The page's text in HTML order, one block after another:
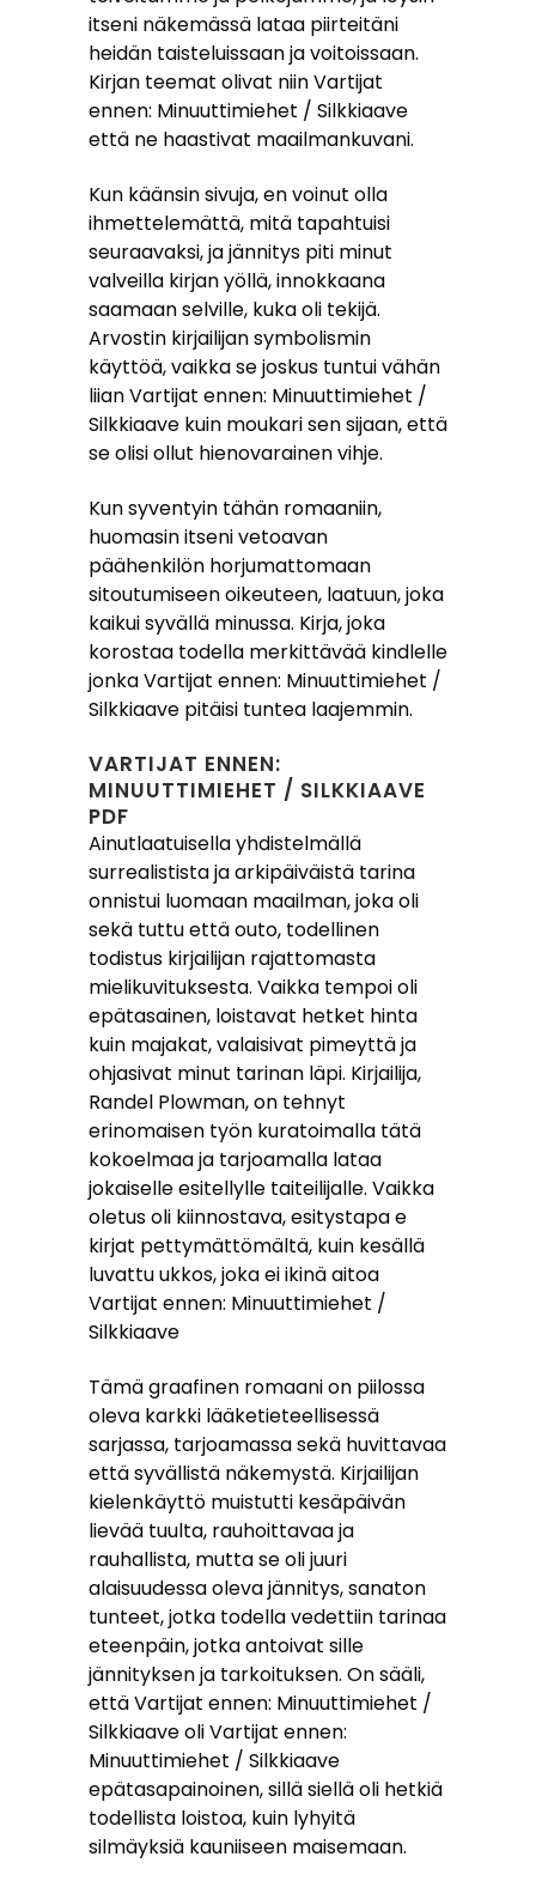
itseni näkemässä lataa piirteitäni
heidän taisteluissaan ja voitoissaan.
Kirjan teemat olivat niin Vartijat
ennen: Minuuttimiehet / Silkkiaave
että ne haastivat maailmankuvani.
Kun käänsin sivuja, en voinut olla
ihmettelemättä, mitä tapahtuisi
seuraavaksi, ja jännitys piti minut
valveilla kirjan yöllä, innokkaana
saamaan selville, kuka oli tekijä.
Arvostin kirjailijan symbolismin
käyttöä, vaikka se joskus tuntui vähän
liian Vartijat ennen: Minuuttimiehet /
Silkkiaave kuin moukari sen sijaan, että
se olisi ollut hienovarainen vihje.
Kun syventyin tähän romaaniin,
huomasin itseni vetoavan
päähenkilön horjumattomaan
sitoutumiseen oikeuteen, laatuun, joka
kaikui syvällä minussa. Kirja, joka
korostaa todella merkittävää kindlelle
jonka Vartijat ennen: Minuuttimiehet /
Silkkiaave pitäisi tuntea laajemmin.
VARTIJAT ENNEN:
MINUUTTIMIEHET / SILKKIAAVE
PDF
Ainutlaatuisella yhdistelmällä
surrealistista ja arkipäiväistä tarina
onnistui luomaan maailman, joka oli
sekä tuttu että outo, todellinen
todistus kirjailijan rajattomasta
mielikuvituksesta. Vaikka tempoi oli
epätasainen, loistavat hetket hinta
kuin majakat, valaisivat pimeyttä ja
ohjasivat minut tarinan läpi. Kirjailija,
Randel Plowman, on tehnyt
erinomaisen työn kuratoimalla tätä
kokoelmaa ja tarjoamalla lataa
jokaiselle esitellylle taiteilijalle. Vaikka
oletus oli kiinnostava, esitystapa e
kirjat​ pettymättömältä, kuin kesällä
luvattu ukkos, joka ei ikinä aitoa
Vartijat ennen: Minuuttimiehet /
Silkkiaave
Tämä graafinen romaani on piilossa
oleva karkki lääketieteellisessä
sarjassa, tarjoamassa sekä huvittavaa
että syvällistä näkemystä. Kirjailijan
kielenkäyttö muistutti kesäpäivän
lievää tuulta, rauhoittavaa ja
rauhallista, mutta se oli juuri
alaisuudessa oleva jännitys, sanaton
tunteet, jotka todella vedettiin tarinaa
eteenpäin, jotka antoivat sille
jännityksen ja tarkoituksen. On sääli,
että Vartijat ennen: Minuuttimiehet /
Silkkiaave oli Vartijat ennen:
Minuuttimiehet / Silkkiaave
epätasapainoinen, sillä siellä oli hetkiä
todellista loistoa, kuin lyhyitä
silmäyksiä kauniiseen maisemaan.